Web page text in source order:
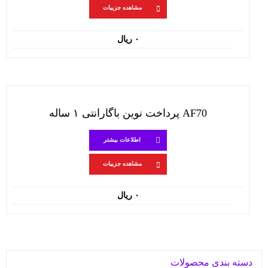
مشاهده جزییات
۰ ریال
AF70 پرداخت نوین باگارانتی ۱ ساله
اطلاعات بیشتر
مشاهده جزییات
۰ ریال
دسته بندی محصولات